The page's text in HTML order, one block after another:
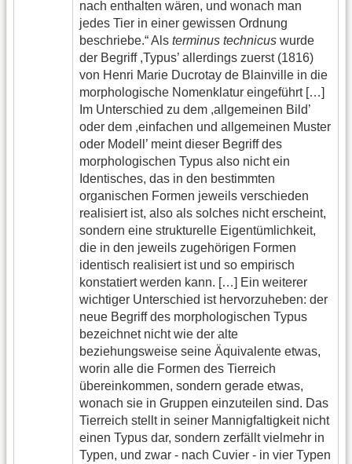
nach enthalten wären, und wonach man
jedes Tier in einer gewissen Ordnung
beschriebe.“ Als terminus technicus wurde
der Begriff ,Typus’ allerdings zuerst (1816)
von Henri Marie Ducrotay de Blainville in die
morphologische Nomenklatur eingeführt […]
Im Unterschied zu dem ,allgemeinen Bild’
oder dem ,einfachen und allgemeinen Muster
oder Modell’ meint dieser Begriff des
morphologischen Typus also nicht ein
Identisches, das in den bestimmten
organischen Formen jeweils verschieden
realisiert ist, also als solches nicht erscheint,
sondern eine strukturelle Eigentümlichkeit,
die in den jeweils zugehörigen Formen
identisch realisiert ist und so empirisch
konstatiert werden kann. […] Ein weiterer
wichtiger Unterschied ist hervorzuheben: der
neue Begriff des morphologischen Typus
bezeichnet nicht wie der alte
beziehungsweise seine Äquivalente etwas,
worin alle die Formen des Tierreich
übereinkommen, sondern gerade etwas,
wonach sie in Gruppen einzuteilen sind. Das
Tierreich stellt in seiner Mannigfaltigkeit nicht
einen Typus dar, sondern zerfällt vielmehr in
Typen, und zwar - nach Cuvier - in vier Typen